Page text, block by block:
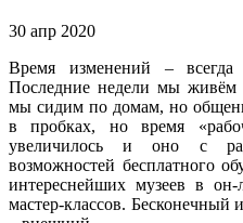
30 апр 2020
Время изменений –
Последние недели мы живём
мы сидим по домам, но
в пробках, но время
увеличилось и оно с
возможностей бесплатного
интереснейших музеев в
мастер-классов.